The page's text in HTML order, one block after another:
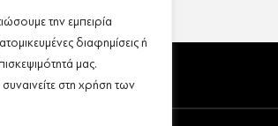
την εμπειρία
διαφημίσεις ή
μας.
στη χρήση των